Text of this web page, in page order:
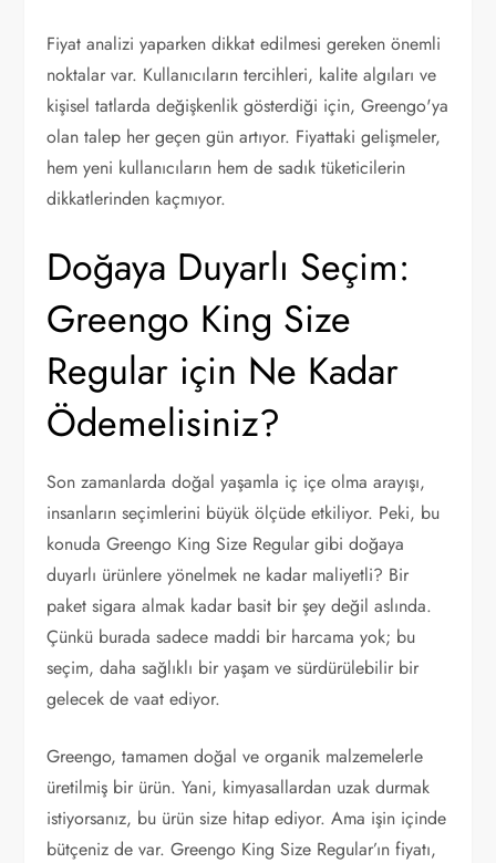
Fiyat analizi yaparken dikkat edilmesi gereken önemli
noktalar var. Kullanıcıların tercihleri, kalite algıları ve
kişisel tatlarda değişkenlik gösterdiği için, Greengo'ya
olan talep her geçen gün artıyor. Fiyattaki gelişmeler,
hem yeni kullanıcıların hem de sadık tüketicilerin
dikkatlerinden kaçmıyor.
Doğaya Duyarlı Seçim:
Greengo King Size
Regular için Ne Kadar
Ödemelisiniz?
Son zamanlarda doğal yaşamla iç içe olma arayışı,
insanların seçimlerini büyük ölçüde etkiliyor. Peki, bu
konuda Greengo King Size Regular gibi doğaya
duyarlı ürünlere yönelmek ne kadar maliyetli? Bir
paket sigara almak kadar basit bir şey değil aslında.
Çünkü burada sadece maddi bir harcama yok; bu
seçim, daha sağlıklı bir yaşam ve sürdürülebilir bir
gelecek de vaat ediyor.
Greengo, tamamen doğal ve organik malzemelerle
üretilmiş bir ürün. Yani, kimyasallardan uzak durmak
istiyorsanız, bu ürün size hitap ediyor. Ama işin içinde
bütçeniz de var. Greengo King Size Regular’ın fiyatı,